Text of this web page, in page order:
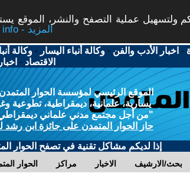
ولتسهيل عملية التصفح والنشر، الموقع
More info - المزيد
- اخبار الأدب والفن -وكالة أنباء اليسار -وكالة
الاقتصاد -
الموقع الرئيسي لمؤسسة الحوار المتمدن
يسارية، علمانية، ديمقراطية، تطوعية
"من أجل مجتمع مدني علماني ديمقراطي
حاز الحوار المتمدن على جائزة ابن رشد
إذا لديكم مشاكل تقنية في تصفح الحوار
الحوار مراكز الاخبار بحث/الارشيف